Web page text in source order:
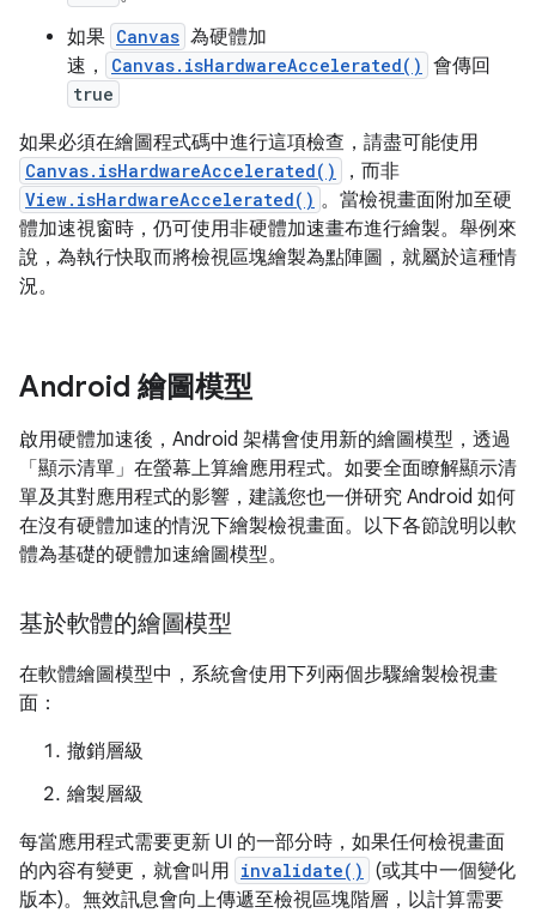
如果 Canvas 為硬體加
速，
Canvas.isHardwareAccelerated() 會傳回
true
如果必須在繪圖程式碼中進行這項檢查，請盡可能使用
Canvas.isHardwareAccelerated() ，而非
View.isHardwareAccelerated() 。當檢視畫面附加至硬
體加速視窗時，仍可使用非硬體加速畫布進行繪製。舉例來
說，為執行快取而將檢視區塊繪製為點陣圖，就屬於這種情
況。
Android 繪圖模型
啟用硬體加速後，Android 架構會使用新的繪圖模型，透過
「顯示清單」 在螢幕上算繪應用程式。如要全面瞭解顯示清
單及其對應用程式的影響，建議您也一併研究 Android 如何
在沒有硬體加速的情況下繪製檢視畫面。以下各節說明以軟
體為基礎的硬體加速繪圖模型。
基於軟體的繪圖模型
在軟體繪圖模型中，系統會使用下列兩個步驟繪製檢視畫
面：
撤銷層級
繪製層級
每當應用程式需要更新 UI 的一部分時，如果任何檢視畫面
的內容有變更，就會叫用 invalidate()
(或其中一個變化
版本)。無效訊息會向上傳遞至檢視區塊階層，以計算需要